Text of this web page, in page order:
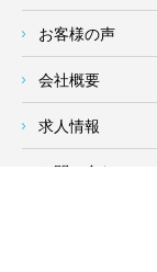
お客様の声
会社概要
求人情報
お問い合わせ